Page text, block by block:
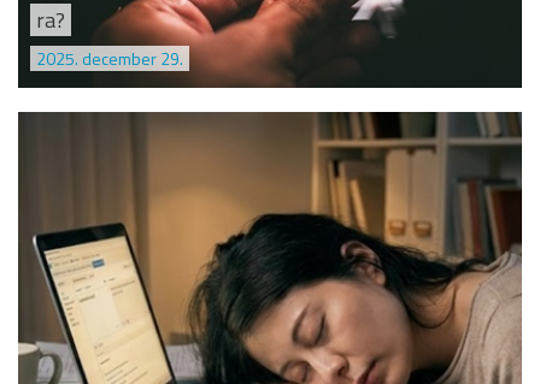
ra?
2025. december 29.